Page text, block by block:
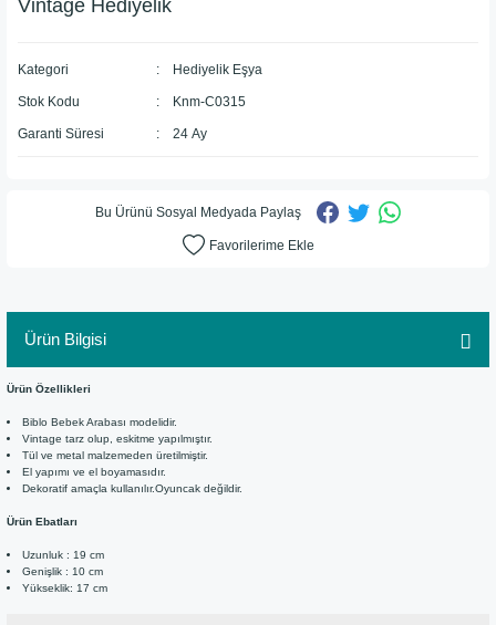
Vintage Hediyelik
Kategori Hediyelik Eşya
Stok Kodu Knm-C0315
Garanti Süresi 24 Ay
Bu Ürünü Sosyal Medyada Paylaş
Ürün Bilgisi
Ürün Özellikleri
Biblo Bebek Arabası modelidir.
Vintage tarz olup, eskitme yapılmıştır.
Tül ve metal malzemeden üretilmiştir.
El yapımı ve el boyamasıdır.
Dekoratif amaçla kullanılır.Oyuncak değildir.
Ürün Ebatları
Uzunluk : 19 cm
Genişlik : 10 cm
Yükseklik: 17 cm